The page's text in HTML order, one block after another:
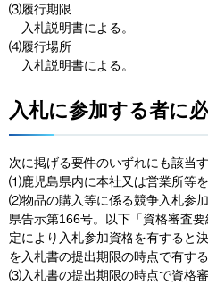
⑶履行期限
入札説明書による。
⑷履行場所
入札説明書による。
入札に参加する者に
次に掲げる要件のいずれにも該当
⑴鹿児島県内に本社又は営業所等を
⑵物品の購入等に係る競争入札参
県告示第166号。以下「資格審査
定により入札参加資格を有すると
を入札書の提出期限の時点で有す
⑶入札書の提出期限の時点で資格